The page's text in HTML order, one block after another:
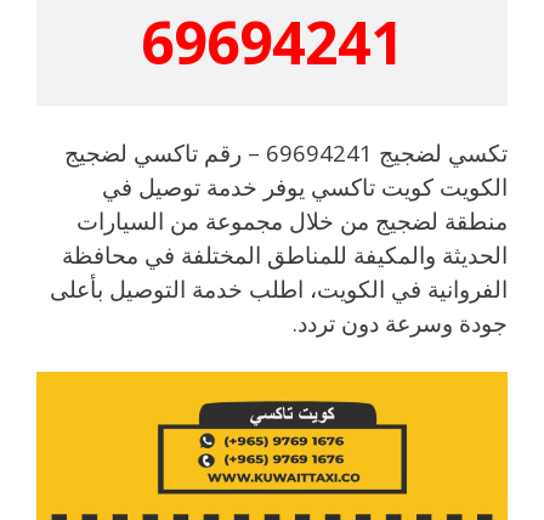
69694241
تكسي لضجيج 69694241 – رقم تاكسي لضجيج
الكويت كويت تاكسي يوفر خدمة توصيل في
منطقة لضجيج من خلال مجموعة من السيارات
الحديثة والمكيفة للمناطق المختلفة في محافظة
الفروانية في الكويت، اطلب خدمة التوصيل بأعلى
جودة وسرعة دون تردد.